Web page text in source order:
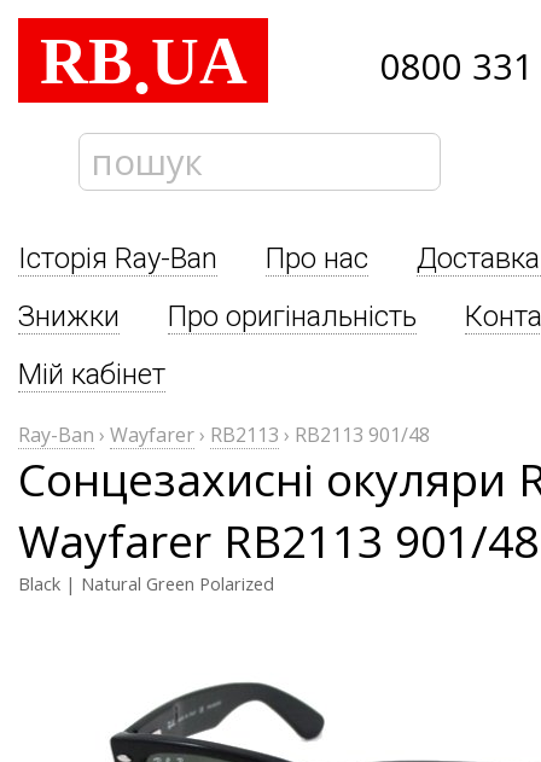
RB.UA 0800
Історія Ray-Ban Про нас
Знижки
Про оригінальність
Мій кабінет
Ray-Ban › Wayfarer› RB2113 › RB2113 901/48
Сонцезахисні окуляри
Wayfarer RB2113 901/48
Black | Natural Green Polarized